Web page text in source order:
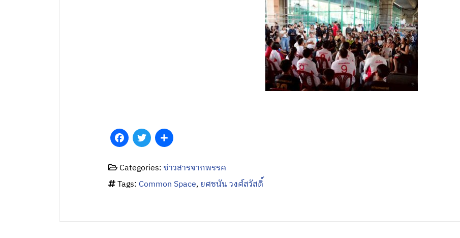
Facebook
TwitterShare
Categories:ข่าวสารจากพรรค
Tags: Common Space,ยศชนัน วงศ์สวัสดิ์